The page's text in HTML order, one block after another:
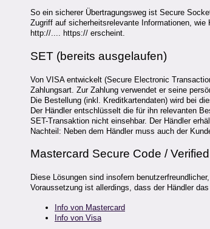
So ein sicherer Übertragungsweg ist Secure
Zugriff auf sicherheitsrelevante Informationen,
http://.... https:// erscheint.
SET (bereits ausgelaufen)
Von VISA entwickelt (Secure Electronic
Zahlungsart. Zur Zahlung verwendet er seine
Die Bestellung (inkl. Kreditkartendaten) wird bei
Der Händler entschlüsselt die für ihn relevanten
SET-Transaktion nicht einsehbar. Der Händler
Nachteil: Neben dem Händler muss auch der
Mastercard Secure Code /
Diese Lösungen sind insofern
Voraussetzung ist allerdings, dass der Händler
Info von Mastercard
Info von Visa